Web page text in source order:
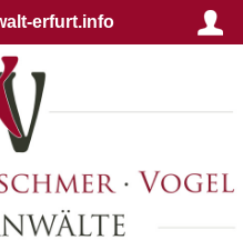
erfurt.info